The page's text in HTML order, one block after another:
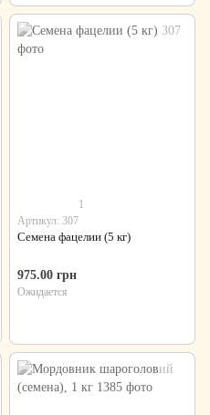
1
Артикул: 307
Семена фацелии (5 кг)
975.00 грн
Ожидается